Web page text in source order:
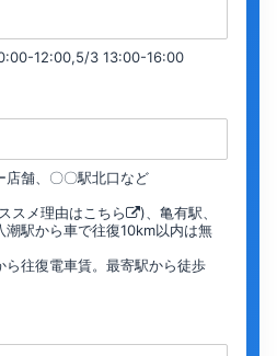
12:00,5/3 13:00-16:00
店舗、〇〇駅北口など
スメ理由は こちら
)、亀有駅、
駅から車で往復10km以内は無
ら往復電車賃。最寄駅から徒歩